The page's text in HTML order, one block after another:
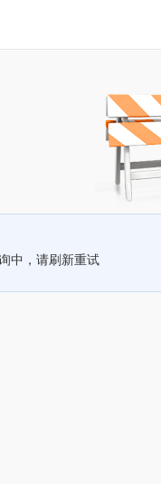
中，请刷新重试